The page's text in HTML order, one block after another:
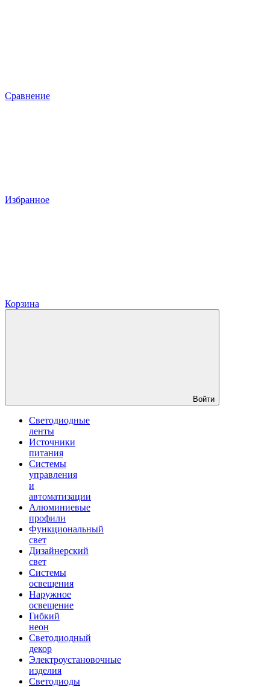
Сравнение
Избранное
Корзина
Войти
Светодиодные
ленты
Источники
питания
Системы
управления
и
автоматизации
Алюминиевые
профили
Функциональный
свет
Дизайнерский
свет
Системы
освещения
Наружное
освещение
Гибкий
неон
Светодиодный
декор
Электроустановочные
изделия
Светодиоды